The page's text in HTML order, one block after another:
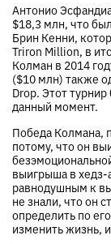
Антонио
$18,3 млн, что
Брин Кенни,
Triron Million, в
Колман в 2014
($10 млн) также
Drop. Этот
данный момент.
Победа Колмана,
потому, что он
выигрыша в хедз-
равнодушным к
не знали, что он
определить по
изменить жизнь,